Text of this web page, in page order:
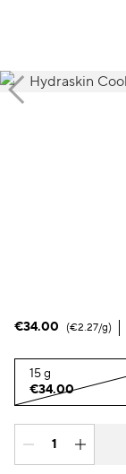
€34.00 €2.27/g
15 g
€34.00